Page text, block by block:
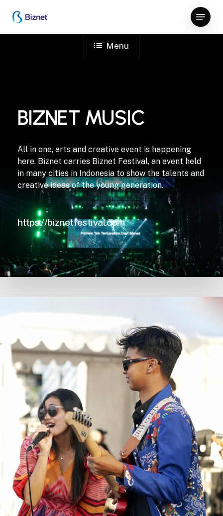
main
Menu
Menu
BIZNET MUSIC
All in one, arts and creative event is happening
here. Biznet carries Biznet Festival, an event held
in many cities in Indonesia to show the talents and
creative ideas of the young generation.
https://biznetfestival.com